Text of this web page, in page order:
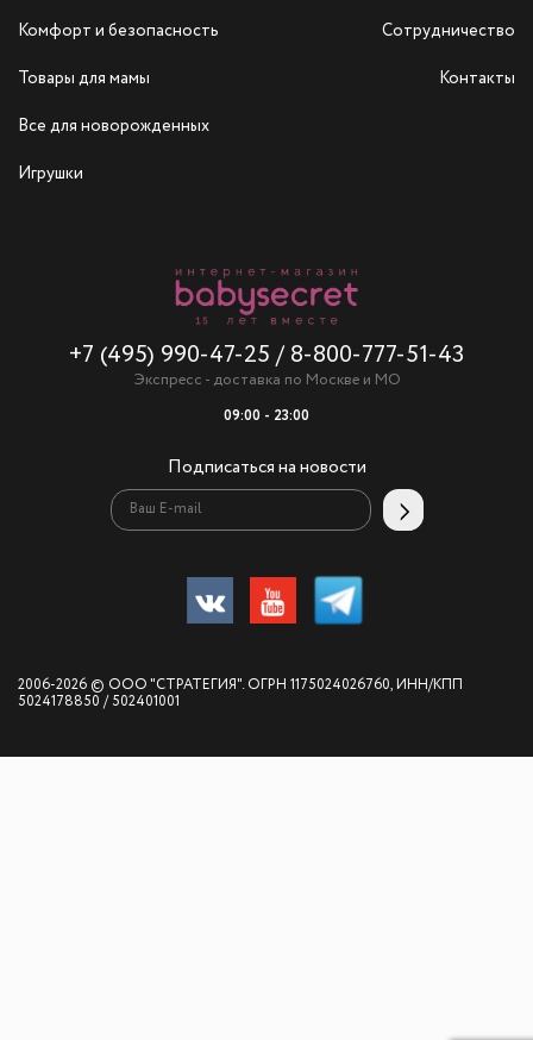
Комфорт и безопасность
Товары для мамы
Все для новорожденных
Игрушки
+7 (495) 990-47-25 / 8-800-777-51-43
Экспресс - доставка по Москве и МО
09:00 - 23:00
Подписаться на новости
Сотрудничество
Контакты
2006-2026 © ООО "СТРАТЕГИЯ". ОГРН 1175024026760, ИНН/КПП
5024178850 / 502401001